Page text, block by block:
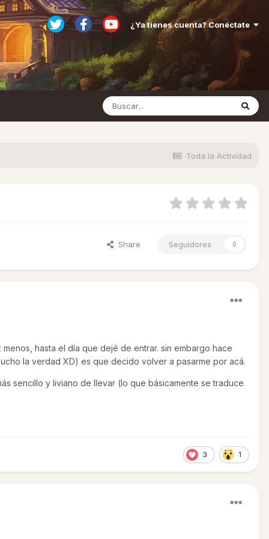
¿Ya tienes cuenta? Conéctate
Toda la Actividad
Share Seguidores 0
hasta el día que dejé de entrar. sin embargo hace
la verdad XD) es que decido volver a pasarme por acá.
sencillo y liviano de llevar (lo que básicamente se traduce
3 1